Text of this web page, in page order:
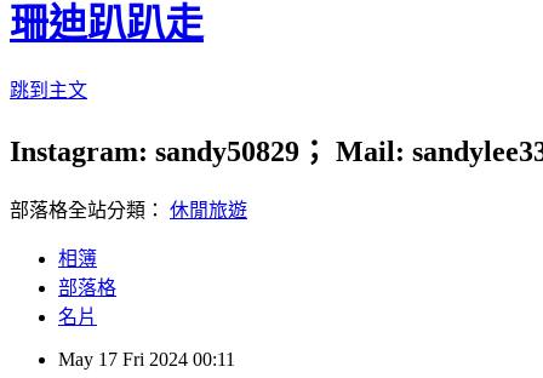
珊迪趴趴走
跳到主文
Instagram: sandy50829； Mail:
部落格全站分類： 休閒旅遊
相簿
部落格
名片
May 17 Fri 2024 00:11